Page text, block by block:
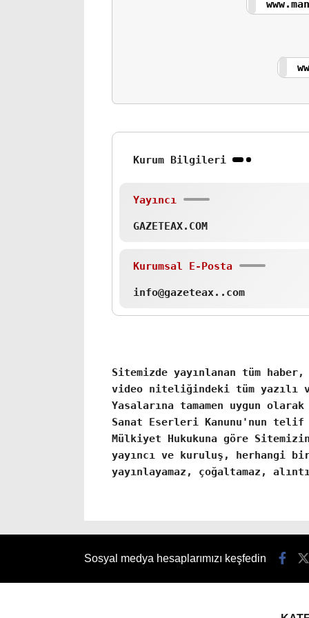
Kurum Bilgileri
Yayıncı
GAZETEAX.COM
Kurumsal E-Posta
info@gazeteax..com
Sitemizde yayınlanan tüm
video niteliğindeki tüm yazılı
Yasalarına tamamen uygun
Sanat Eserleri Kanunu'nun
Mülkiyet Hukukuna göre
yayıncı ve kuruluş, herhangi bir
yayınlayamaz, çoğaltamaz,
Sosyal medya hesaplarımızı keşfedin